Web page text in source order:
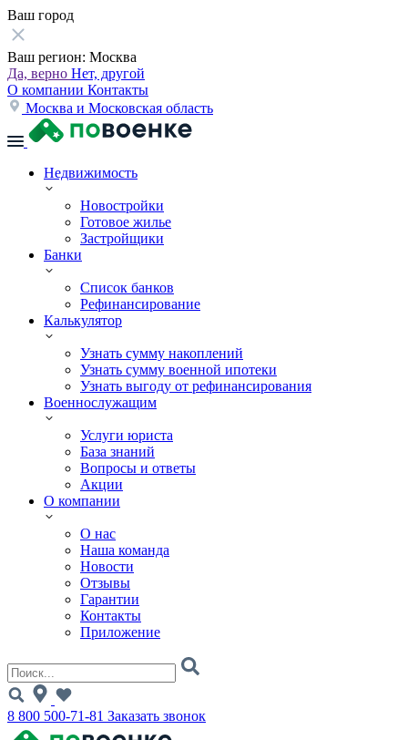
Ваш город
Ваш регион: Москва
Да, верно Нет, другой
О компании Контакты
Москва и Московская область
Недвижимость
Новостройки
Готовое жилье
Застройщики
Банки
Список банков
Рефинансирование
Калькулятор
Узнать сумму накоплений
Узнать сумму военной ипотеки
Узнать выгоду от рефинансирования
Военнослужащим
Услуги юриста
База знаний
Вопросы и ответы
Акции
О компании
О нас
Наша команда
Новости
Отзывы
Гарантии
Контакты
Приложение
8 800 500-71-81 Заказать звонок